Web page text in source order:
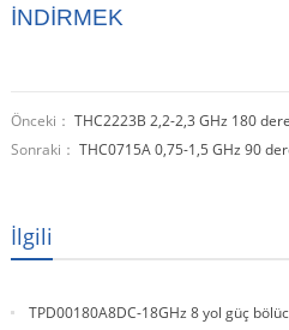
İNDİRMEK
Önceki： THC2223B 2,2-2,3 GHz 180
Sonraki： THC0715A 0,75-1,5 GHz 90
İlgili
TPD00180A8DC-18GHz 8 yol güç